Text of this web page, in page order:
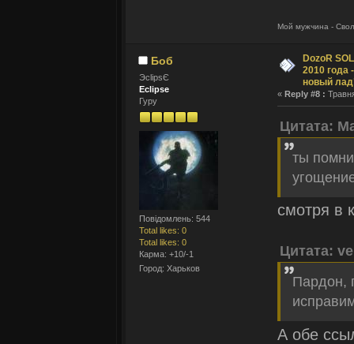
Мой мужчина -
Боб
ЭclipsЄ
Eclipse
Гуру
Повідомлень: 544
Total likes: 0
Total likes: 0
Карма: +10/-1
Город: Харьков
DozoR
2010 года
новый
« Reply #8 :
Цитата:
ты
смотря в
Цитата:
Пардон,
А обе